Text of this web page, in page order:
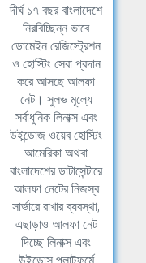
দীর্ঘ ১৭ বছর বাংলাদেশে
নিরবিচ্ছিন্ন ভাবে
ডোমেইন রেজিস্ট্রেশন
ও হোস্টিং সেবা প্রদান
করে আসছে আলফা
নেট। সুলভ মূল্যে
সর্বাধুনিক লিনাক্স এবং
উইন্ডোজ ওয়েব হোস্টিং
আমেরিকা অথবা
বাংলাদেশের ডাটাসেন্টারে
আলফা নেটের নিজস্ব
সার্ভারে রাখার ব্যবস্থা,
এছাড়াও আলফা নেট
দিচ্ছে লিনাক্স এবং